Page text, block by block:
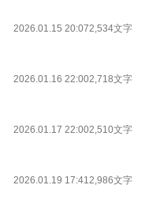
2026.01.15 20:072,534文字
2026.01.16 22:002,718文字
2026.01.17 22:002,510文字
2026.01.19 17:412,986文字